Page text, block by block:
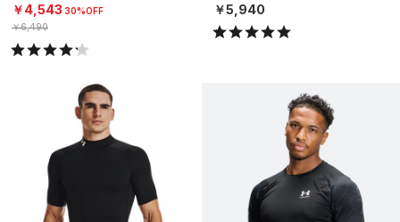
￥4,543 30%OFF
￥6,490
￥5,940